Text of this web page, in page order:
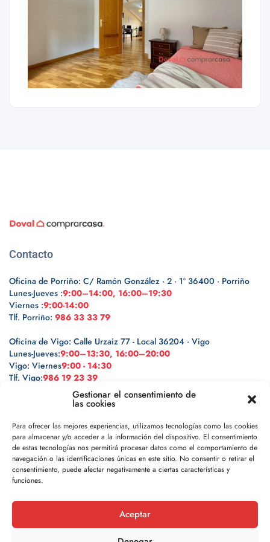
Gestionar el consentimiento de
las cookies
Para ofrecer las mejores experiencias, utilizamos tecnologías como las cookies
para almacenar y/o acceder a la información del dispositivo. El consentimiento
de estas tecnologías nos permitirá procesar datos como el comportamiento de
navegación o las identificaciones únicas en este sitio. No consentir o retirar el
consentimiento, puede afectar negativamente a ciertas características y
funciones.
Aceptar
Contacto
Oficina de Porriño: C/ Ramón González · 2 · 1º 36400 · Porriño
Lunes-Jueves :9:00–14:00, 16:00–19:30
Viernes :9:00-14:00
Tlf. Porriño: 986 33 33 79
Oficina de Vigo: Calle Urzaiz 77 - Local 36204 · Vigo
Lunes-Jueves:9:00–13:30, 16:00–20:00
Vigo: Viernes9:00 - 14:30
Tlf. Vigo:986 19 23 39
Legal
Política de privacidad